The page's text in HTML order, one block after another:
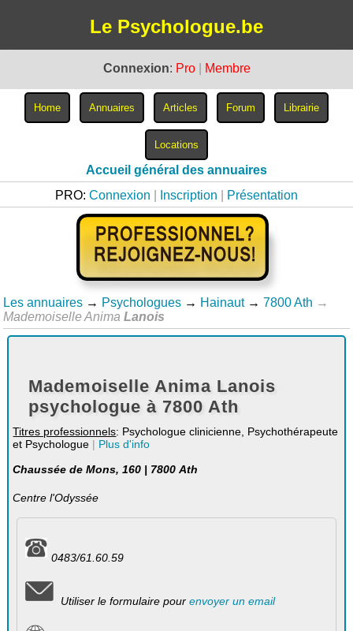
Le Psychologue.be
Connexion: Pro Membre
Accueil général des annuaires
PRO: Connexion Inscription Présentation
Les annuaires → Psychologues → Hainaut → 7800 Ath →
Mademoiselle AnimaLanois
Mademoiselle Anima Lanois
psychologue à 7800 Ath
Titres professionnels: Psychologue clinicienne, Psychothérapeute
et Psychologue | Plus d'info
Chaussée de Mons, 160 | 7800 Ath
Centre l'Odyssée
0483/61.60.59
Utiliser le formulaire pour envoyer un email